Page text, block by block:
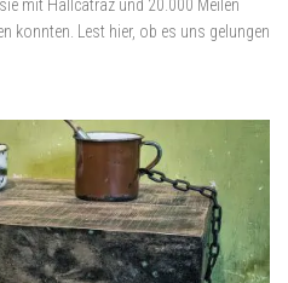
mit Hallcatraz und 20.000 Meilen
konnten. Lest hier, ob es uns gelungen